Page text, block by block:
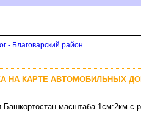
- Благоварский район
НА КАРТЕ АВТОМОБИЛЬНЫХ
Башкортостан масштаба 1см:2км